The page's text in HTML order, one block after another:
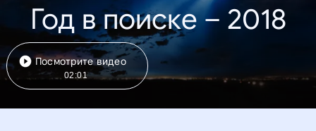
Год в поиске – 2018
Посмотрите видео
02:01